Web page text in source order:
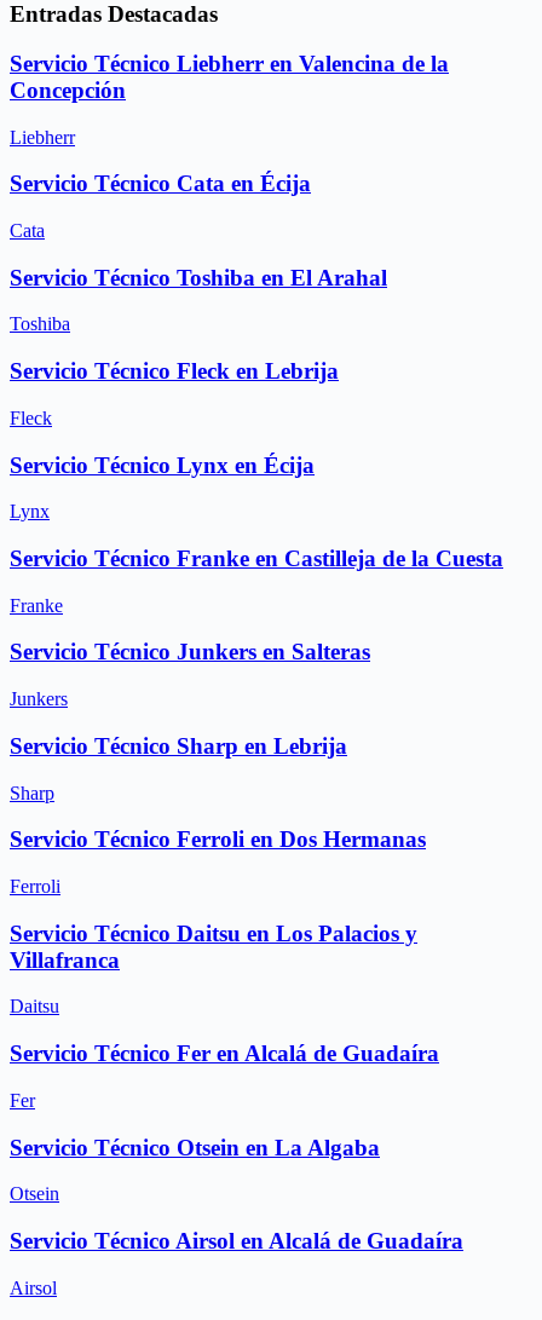
Entradas Destacadas
Servicio Técnico Liebherr en Valencina de la
Concepción
Liebherr
Servicio Técnico Cata en Écija
Cata
Servicio Técnico Toshiba en El Arahal
Toshiba
Servicio Técnico Fleck en Lebrija
Fleck
Servicio Técnico Lynx en Écija
Lynx
Servicio Técnico Franke en Castilleja de la Cuesta
Franke
Servicio Técnico Junkers en Salteras
Junkers
Servicio Técnico Sharp en Lebrija
Sharp
Servicio Técnico Ferroli en Dos Hermanas
Ferroli
Servicio Técnico Daitsu en Los Palacios y
Villafranca
Daitsu
Servicio Técnico Fer en Alcalá de Guadaíra
Fer
Servicio Técnico Otsein en La Algaba
Otsein
Servicio Técnico Airsol en Alcalá de Guadaíra
Airsol